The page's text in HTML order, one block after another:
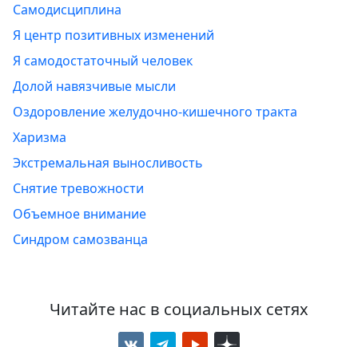
Самодисциплина
Я центр позитивных изменений
Я самодостаточный человек
Долой навязчивые мысли
Оздоровление желудочно-кишечного тракта
Харизма
Экстремальная выносливость
Снятие тревожности
Объемное внимание
Синдром самозванца
Читайте нас в социальных сетях